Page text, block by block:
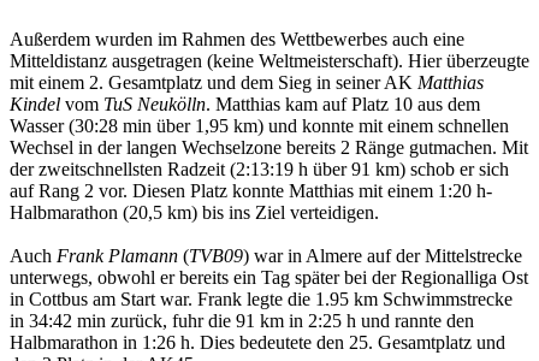
Außerdem wurden im Rahmen des Wettbewerbes auch eine
Mitteldistanz ausgetragen (keine Weltmeisterschaft). Hier überzeugte
mit einem 2. Gesamtplatz und dem Sieg in seiner AK Matthias
Kindel vom TuS Neukölln. Matthias kam auf Platz 10 aus dem
Wasser (30:28 min über 1,95 km) und konnte mit einem schnellen
Wechsel in der langen Wechselzone bereits 2 Ränge gutmachen. Mit
der zweitschnellsten Radzeit (2:13:19 h über 91 km) schob er sich
auf Rang 2 vor. Diesen Platz konnte Matthias mit einem 1:20 h-
Halbmarathon (20,5 km) bis ins Ziel verteidigen.
Auch Frank Plamann (TVB09) war in Almere auf der Mittelstrecke
unterwegs, obwohl er bereits ein Tag später bei der Regionalliga Ost
in Cottbus am Start war. Frank legte die 1.95 km Schwimmstrecke
in 34:42 min zurück, fuhr die 91 km in 2:25 h und rannte den
Halbmarathon in 1:26 h. Dies bedeutete den 25. Gesamtplatz und